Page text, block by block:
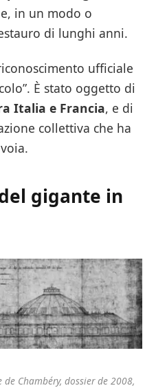
e, in un modo o
di lunghi anni.
ufficiale
È stato oggetto di
Italia e Francia, e di
collettiva che ha
gigante in
Chambéry, dossier de 2008,